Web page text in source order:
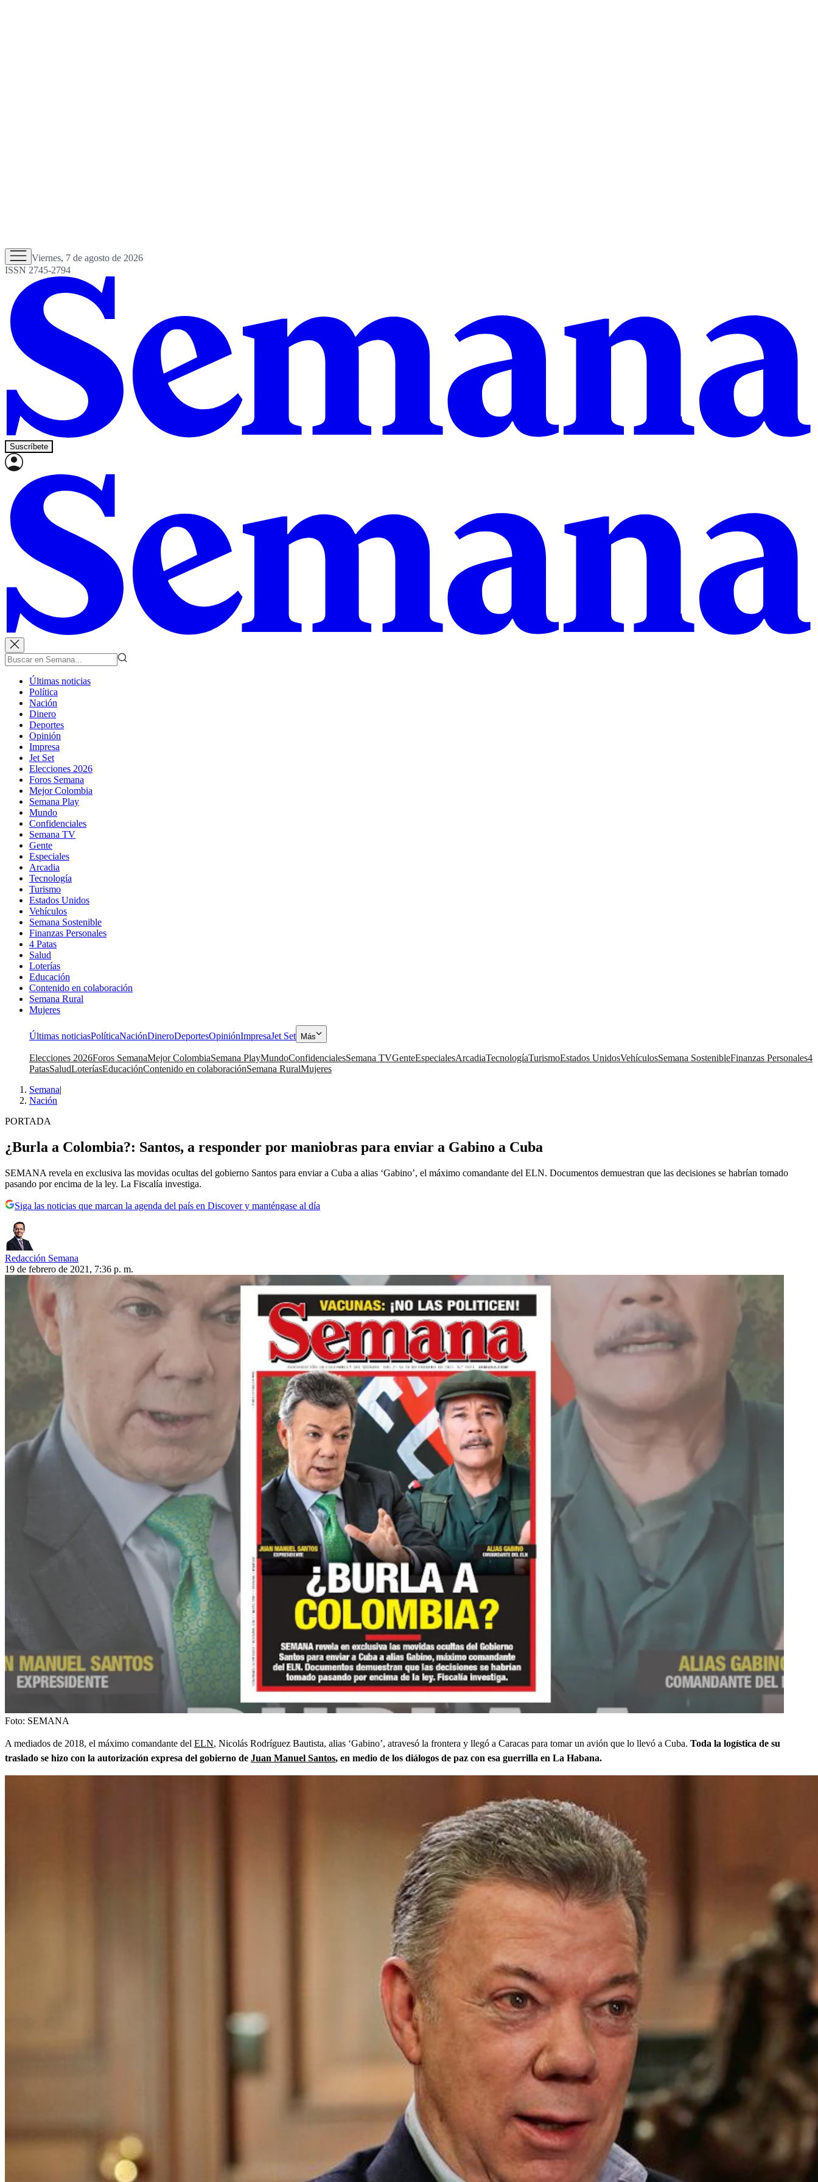
Viernes, 7 de agosto de 2026
ISSN 2745-2794
Suscríbete
Últimas noticias
Política
Nación
Dinero
Deportes
Opinión
Impresa
Jet Set
Elecciones 2026
Foros Semana
Mejor Colombia
Semana Play
Mundo
Confidenciales
Semana TV
Gente
Especiales
Arcadia
Tecnología
Turismo
Estados Unidos
Vehículos
Semana Sostenible
Finanzas Personales
4 Patas
Salud
Loterías
Educación
Contenido en colaboración
Semana Rural
Mujeres
Últimas noticiasPolíticaNaciónDineroDeportesOpiniónImpresaJet Set Más
Elecciones 2026Foros SemanaMejor ColombiaSemana PlayMundoConfidencialesSemana TVGenteEspecialesArcadiaTecnologíaTurismoEstados UnidosVehículosSemana SostenibleFinanzas Personales4
PatasSaludLoteríasEducaciónContenido en colaboraciónSemana RuralMujeres
Semana|
Nación
PORTADA
¿Burla a Colombia?: Santos, a responder por maniobras para enviar a Gabino a Cuba
SEMANA revela en exclusiva las movidas ocultas del gobierno Santos para enviar a Cuba a alias ‘Gabino’, el máximo comandante del ELN. Documentos demuestran que las decisiones se habrían tomado
pasando por encima de la ley. La Fiscalía investiga.
Siga las noticias que marcan la agenda del país en Discover y manténgase al día
Redacción Semana
19 de febrero de 2021, 7:36 p. m.
Foto: SEMANA
A mediados de 2018, el máximo comandante del ELN, Nicolás Rodríguez Bautista, alias ‘Gabino’, atravesó la frontera y llegó a Caracas para tomar un avión que lo llevó a Cuba. Toda la logística de su
traslado se hizo con la autorización expresa del gobierno de Juan Manuel Santos, en medio de los diálogos de paz con esa guerrilla en La Habana.